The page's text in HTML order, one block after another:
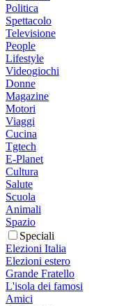
Politica
Spettacolo
Televisione
People
Lifestyle
Videogiochi
Donne
Magazine
Motori
Viaggi
Cucina
Tgtech
E-Planet
Cultura
Salute
Scuola
Animali
Spazio
Speciali
Elezioni Italia
Elezioni estero
Grande Fratello
L'isola dei famosi
Amici